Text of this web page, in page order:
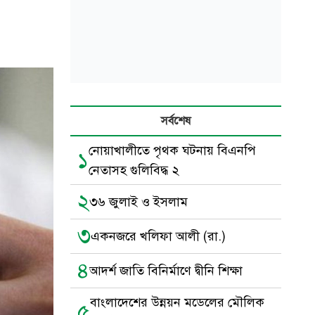
সর্বশেষ
১নোয়াখালীতে পৃথক ঘটনায় বিএনপি
নেতাসহ গুলিবিদ্ধ ২
২৩৬ জুলাই ও ইসলাম
৩একনজরে খলিফা আলী (রা.)
৪আদর্শ জাতি বিনির্মাণে দ্বীনি শিক্ষা
বাংলাদেশের উন্নয়ন মডেলের মৌলিক